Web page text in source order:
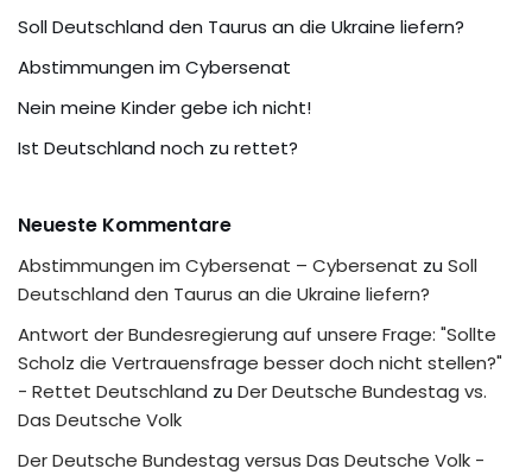
Soll Deutschland den Taurus an die Ukraine liefern?
Abstimmungen im Cybersenat
Nein meine Kinder gebe ich nicht!
Ist Deutschland noch zu rettet?
Neueste Kommentare
Abstimmungen im Cybersenat – Cybersenat zu Soll
Deutschland den Taurus an die Ukraine liefern?
Antwort der Bundesregierung auf unsere Frage: "Sollte
Scholz die Vertrauensfrage besser doch nicht stellen?"
- Rettet Deutschland zu Der Deutsche Bundestag vs.
Das Deutsche Volk
Der Deutsche Bundestag versus Das Deutsche Volk -